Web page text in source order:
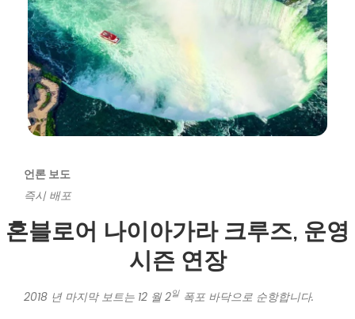
언론 보도
즉시 배포
혼블로어 나이아가라 크루즈, 운영
시즌 연장
2018 년 마지막 보트는 12 월 2일 폭포 바닥으로 순항합니다.